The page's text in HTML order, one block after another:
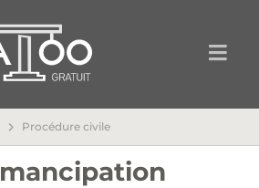
Procédure civile